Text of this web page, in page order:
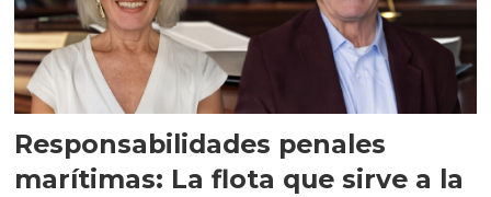
Responsabilidades penales
marítimas: La flota que sirve a la